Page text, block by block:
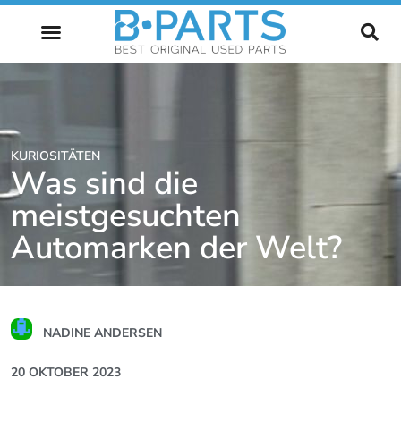
KURIOSITÄTEN
Was sind die
meistgesuchten
Automarken der Welt?
NADINE ANDERSEN
20 OKTOBER 2023